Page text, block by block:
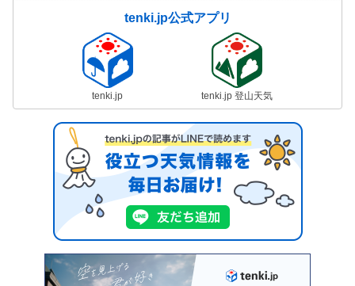
tenki.jp公式アプリ
tenki.jp tenki.jp 登山天気